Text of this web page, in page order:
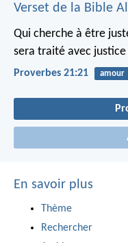
Verset de la Bible
Qui cherche à être
sera traité avec
Proverbes 21:21 amour
En savoir plus
Thème
Rechercher